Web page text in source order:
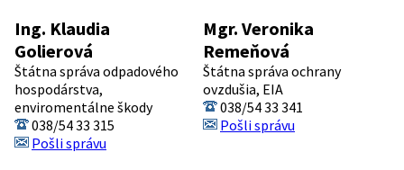
Ing. Klaudia
Golierová
Štátna správa odpadového
hospodárstva,
enviromentálne škody
038/54 33 315
Pošli správu
Mgr. Veronika
Remeňová
Štátna správa ochrany
ovzdušia, EIA
038/54 33 341
Pošli správu